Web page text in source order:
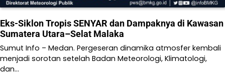
Eks-Siklon Tropis SENYAR dan Dampaknya di Kawasan
Sumatera Utara–Selat Malaka
Sumut Info – Medan. Pergeseran dinamika atmosfer kembali
menjadi sorotan setelah Badan Meteorologi, Klimatologi,
dan…